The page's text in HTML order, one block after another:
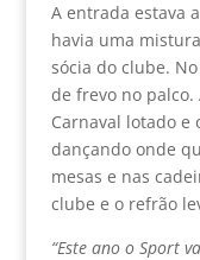
A entrada estava
havia uma
sócia do clube.
de frevo no palco.
Carnaval lotado e
dançando onde
mesas e nas
clube e o refrão
“Este ano o Sport